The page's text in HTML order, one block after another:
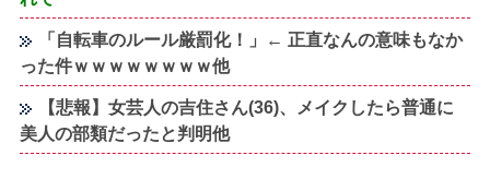
「自転車のルール厳罰化！」← 正直なんの意味もなか
った件ｗｗｗｗｗｗｗｗ他
【悲報】女芸人の吉住さん(36)、メイクしたら普通に
美人の部類だったと判明他